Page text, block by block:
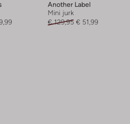
Another Label
Mini jurk
€ 129,95 € 51,99